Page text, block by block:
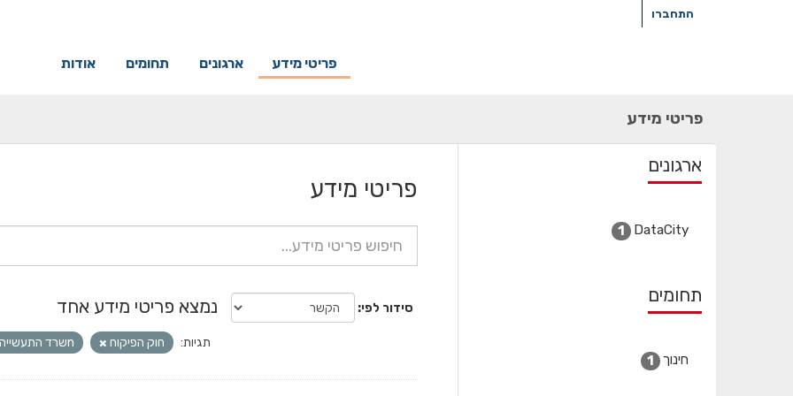
התחברו
פריטי מידע ארגונים תחומים אודות
פריטי מידע
ארגונים
DataCity
1
תחומים
חינוך 1
פריטי מידע
סידור לפי נמצא פריטי מידע אחד
תגיות: חוק הפיקוח nשרד התעשייה